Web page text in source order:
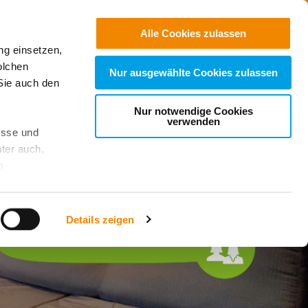
einsetzen,
auch den
und
auch,
. Wenn
Cookie-
Sie:
Details zeigen
Alle Cookies zulassen
Nur ausgewählte Cookies zulassen
Nur notwendige Cookies
verwenden
Suchen
& Kontaktdaten
Jobs